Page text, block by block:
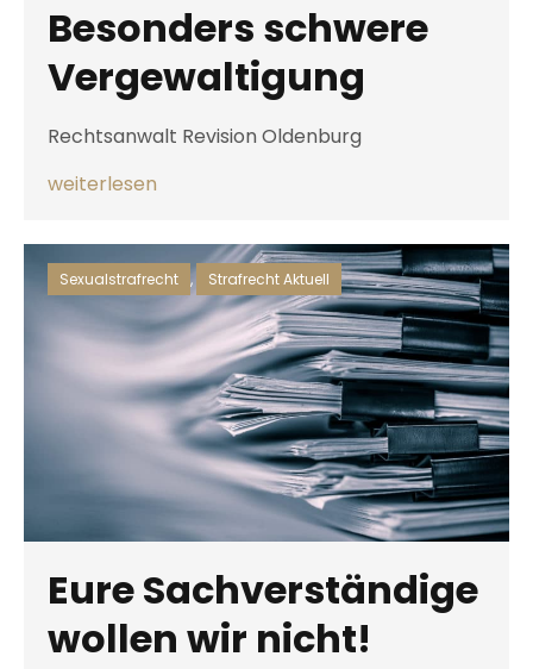
Besonders schwere
Vergewaltigung
Rechtsanwalt Revision Oldenburg
weiterlesen
Eure Sachverständige
wollen wir nicht!
Sexualstrafrecht , Strafrecht Aktuell